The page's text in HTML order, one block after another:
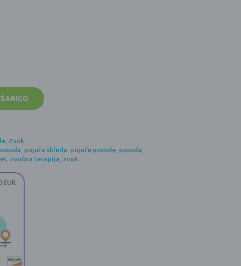
, Zvok
, pojoča skleda, pojoče posode, posoda,
, zvočna terapija, zvok